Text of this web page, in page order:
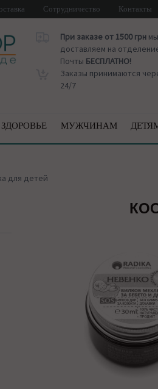
Сотрудничество Контакты
При заказе от 1500 грнмы
доставляем на
Почты БЕСПЛАТНО!
Заказы принимаются
24/7
ЗДОРОВЬЕ МУЖЧИНАМ
для детей